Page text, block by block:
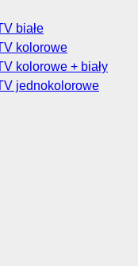
białe
kolorowe
kolorowe + biały
jednokolorowe